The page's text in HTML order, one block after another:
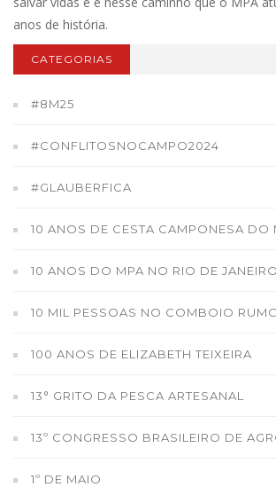
anos de história.
CATEGORIAS
#8M25
#CONFLITOSNOCAMPO2024
#GLAUBERFICA
10 ANOS DE CESTA CAMPONESA DO
10 ANOS DO MPA NO RIO DE JANEIRO
10 MIL PESSOAS NO COMBOIO
100 ANOS DE ELIZABETH TEIXEIRA
13° GRITO DA PESCA ARTESANAL
13º CONGRESSO BRASILEIRO DE
1º DE MAIO